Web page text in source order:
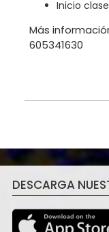
Inicio
Más
605341630
DESCARGA